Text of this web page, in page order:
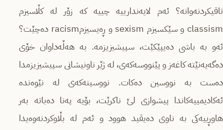
تاقیکردنەوانە؟ ئەم لایەندارییە چییە کە زۆر لە کڵاسیزم
classism و سێکسیزم sexism و ڕەیسیزمracism دەچێت؟
ئەو بە باشی دەیپێکێت، سپیشیزیزمە. بە هەڵەداوان خۆی
دەگەیەنێتە کا‌غەز و پێنووسەکەی، لە ژێر ناونیشانی سپیشیزیزمدا
دەست بە نووسین دەکات. نووسینەکەی لە نێوەندە
ئەکادیمییەکاندا پیشوازی لێ ناکرێت، بۆیە پەنا دەباتە بەر
هاوڕییەکی بە ناوی دەیڤید هوود و ئەم لە بڵاوکردنەوەیدا